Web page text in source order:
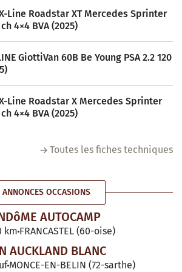
X-Line Roadstar XT Mercedes Sprinter
4×4 BVA (2025)
GiottiVan 60B Be Young PSA 2.2 120
X-Line Roadstar X Mercedes Sprinter
4×4 BVA (2025)
Toutes les fiches techniques
ANNONCES OCCASIONS
AUTOCAMP
km FRANCASTEL (60-oise)
AUCKLAND BLANC
MONCE-EN-BELIN (72-sarthe)